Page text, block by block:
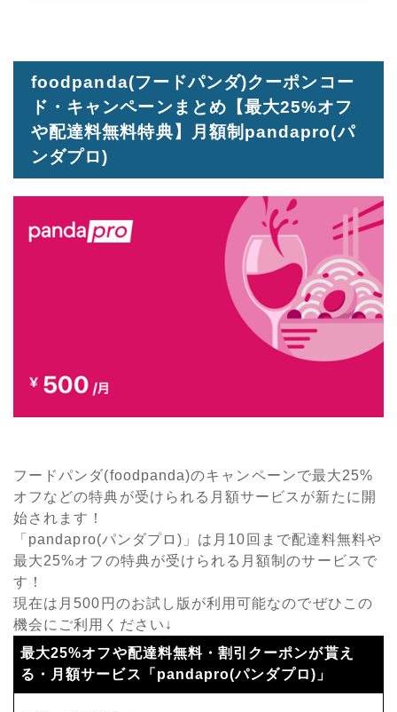
foodpanda(フードパンダ)クーポンコー
ド・キャンペーンまとめ【最大25%オフ
や配達料無料特典】月額制pandapro(パ
ンダプロ)
フードパンダ(foodpanda)のキャンペーンで最大25%
オフなどの特典が受けられる月額サービスが新たに開
始されます！
「pandapro(パンダプロ)」は月10回まで配達料無料や
最大25%オフの特典が受けられる月額制のサービスで
す！
現在は月500円のお試し版が利用可能なのでぜひこの
機会にご利用ください↓
最大25%オフや配達料無料・割引クーポンが貰え
る・月額サービス「pandapro(パンダプロ)」